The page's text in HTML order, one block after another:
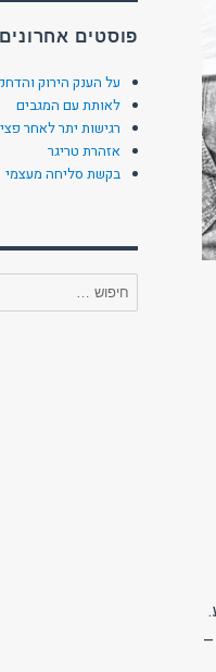
פוסטים אחרונים
על הענק הירוק
לאותת עם המגבים
רגישות יתר לאחר
אזהרת טריגר
בקשת סליחה מעצמי
חפש: